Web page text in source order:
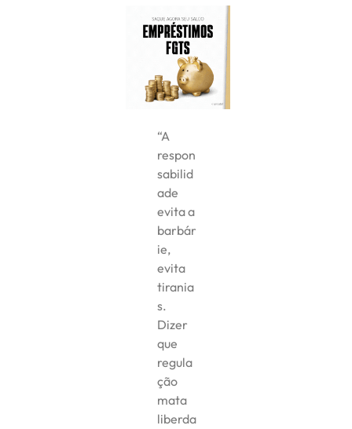
“A
respon
sabilid
ade
evita a
barbár
ie,
evita
tirania
s.
Dizer
que
regula
ção
mata
liberda